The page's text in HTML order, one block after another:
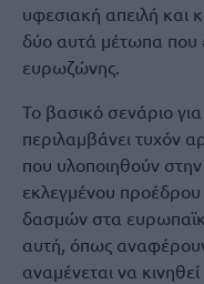
υφεσιακή απειλή και
δύο αυτά μέτωπα που
ευρωζώνης.
Το βασικό σενάριο για
περιλαμβάνει τυχόν
που υλοποιηθούν
εκλεγμένου
δασμών στα
αυτή, όπως
αναμένεται να